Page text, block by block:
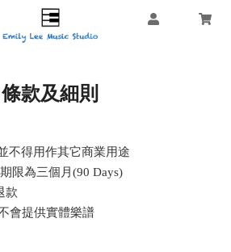
條款及細則
不得用作其它商業用途
限為三個月(90 Days)
款
會提供實體樂譜